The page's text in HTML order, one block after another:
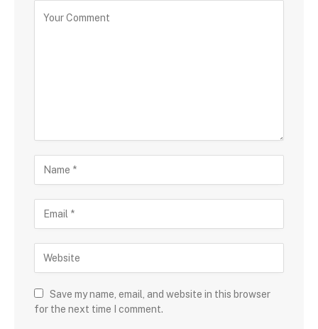
Save my name, email, and website in this browser
for the next time I comment.